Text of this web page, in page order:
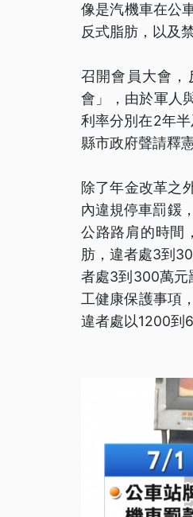
像是汽機車在公
反式脂肪，以及
召開會員大會，
會」，由於軍人
利率分別在2年
縣市政府聲請釋
除了年金改革之
內違規停車罰鍰
公路路肩的時間
肪，違者處3到
者處3到300萬元
工健康保護事項
違者處以1200到